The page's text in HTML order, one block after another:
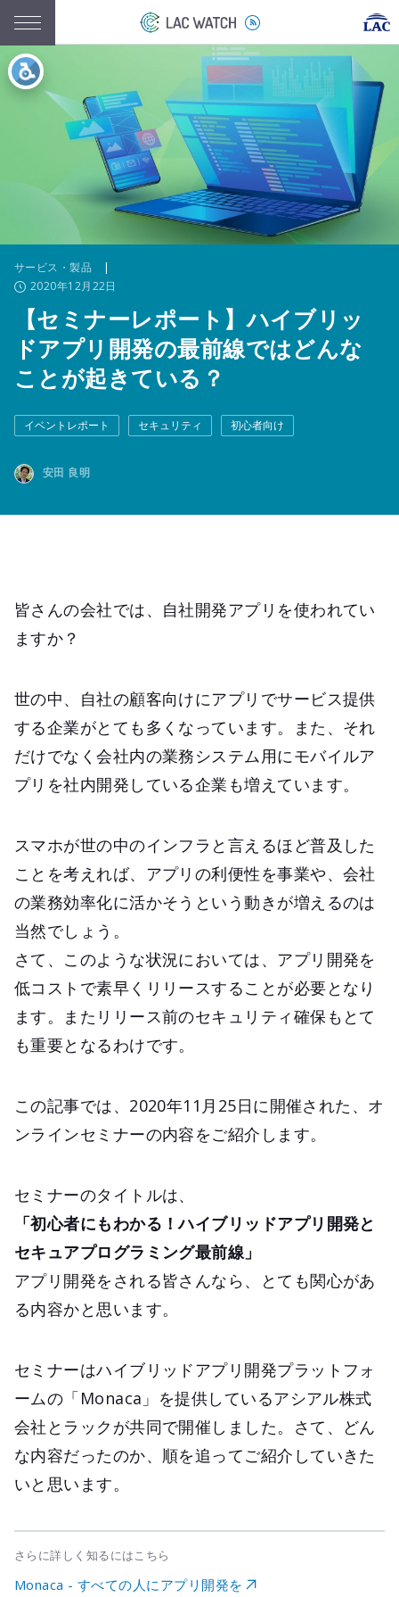
サービス・製品 |
2020年12月22日
【セミナーレポート】ハイブリッ
ドアプリ開発の最前線ではどんな
ことが起きている？
イベントレポート セキュリティ 初心者向け
安田 良明
皆さんの会社では、自社開発アプリを使われてい
ますか？
世の中、自社の顧客向けにアプリでサービス提供
する企業がとても多くなっています。また、それ
だけでなく会社内の業務システム用にモバイルア
プリを社内開発している企業も増えています。
スマホが世の中のインフラと言えるほど普及した
ことを考えれば、アプリの利便性を事業や、会社
の業務効率化に活かそうという動きが増えるのは
当然でしょう。
さて、このような状況においては、アプリ開発を
低コストで素早くリリースすることが必要となり
ます。またリリース前のセキュリティ確保もとて
も重要となるわけです。
この記事では、2020年11月25日に開催された、オ
ンラインセミナーの内容をご紹介します。
セミナーのタイトルは、
「初心者にもわかる！ハイブリッドアプリ開発と
セキュアプログラミング最前線」
アプリ開発をされる皆さんなら、とても関心があ
る内容かと思います。
セミナーはハイブリッドアプリ開発プラットフォ
ームの「Monaca」を提供しているアシアル株式
会社とラックが共同で開催しました。さて、どん
な内容だったのか、順を追ってご紹介していきた
いと思います。
さらに詳しく知るにはこちら
Monaca - すべての人にアプリ開発を